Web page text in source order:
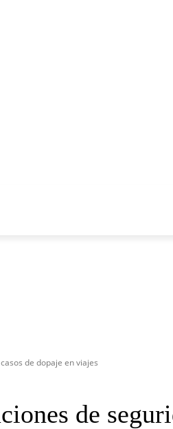
de dopaje en viajes
de